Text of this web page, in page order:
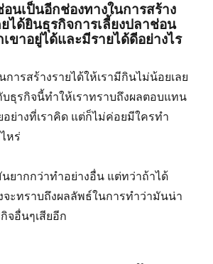
อนเป็นอีกช่องทางในการสร้าง
ได้ยินธุรกิจการเลี้ยงปลาช่อน
ขาอยู่ได้และมีรายได้ดีอย่างไร
การสร้างรายได้ให้เรามีกินไม่น้อยเลย
บธุรกิจนี้ทำให้เราทราบถึงผลตอบแทน
ย่างที่เราคิด แต่ก็ไม่ค่อยมีใครทำ
หร่
ยากกว่าทำอย่างอื่น แต่ทว่าถ้าได้
จะทราบถึงผลลัพธ์ในการทำว่ามันน่า
จอื่นๆเสียอีก